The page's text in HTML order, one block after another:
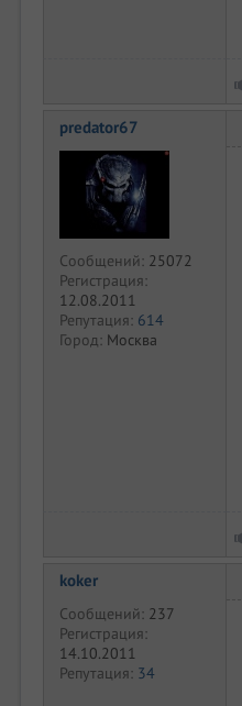
predator67
Сообщений: 25072
Регистрация:
12.08.2011
Репутация: 614
Город: Москва
koker
Сообщений: 237
Регистрация:
14.10.2011
Репутация: 34